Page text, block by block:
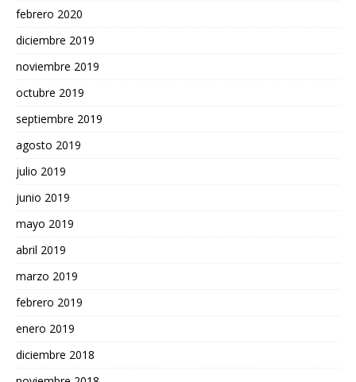
febrero 2020
diciembre 2019
noviembre 2019
octubre 2019
septiembre 2019
agosto 2019
julio 2019
junio 2019
mayo 2019
abril 2019
marzo 2019
febrero 2019
enero 2019
diciembre 2018